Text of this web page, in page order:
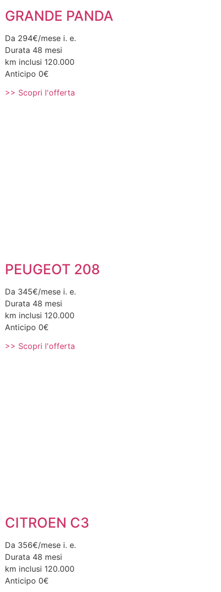
GRANDE PANDA
Da 294€/mese i. e.
Durata 48 mesi
km inclusi 120.000
Anticipo 0€
>> Scopri l'offerta
PEUGEOT 208
Da 345€/mese i. e.
Durata 48 mesi
km inclusi 120.000
Anticipo 0€
>> Scopri l'offerta
CITROEN C3
Da 356€/mese i. e.
Durata 48 mesi
km inclusi 120.000
Anticipo 0€